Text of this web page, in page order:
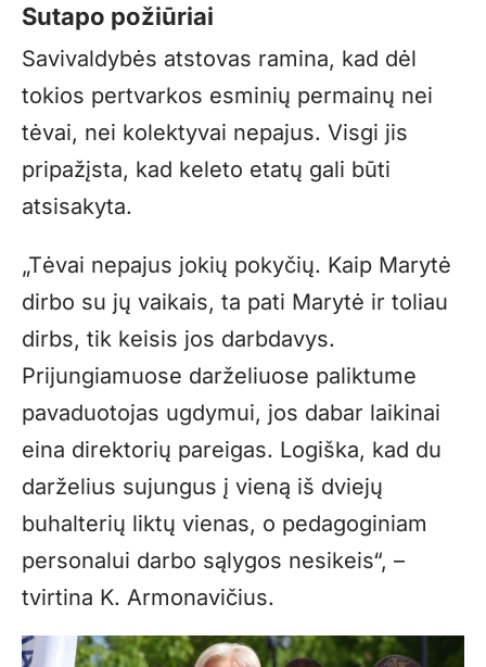
Sutapo požiūriai
Savivaldybės atstovas ramina, kad dėl
tokios pertvarkos esminių permainų nei
tėvai, nei kolektyvai nepajus. Visgi jis
pripažįsta, kad keleto etatų gali būti
atsisakyta.
„Tėvai nepajus jokių pokyčių. Kaip Marytė
dirbo su jų vaikais, ta pati Marytė ir toliau
dirbs, tik keisis jos darbdavys.
Prijungiamuose darželiuose paliktume
pavaduotojas ugdymui, jos dabar laikinai
eina direktorių pareigas. Logiška, kad du
darželius sujungus į vieną iš dviejų
buhalterių liktų vienas, o pedagoginiam
personalui darbo sąlygos nesikeis“, –
tvirtina K. Armonavičius.